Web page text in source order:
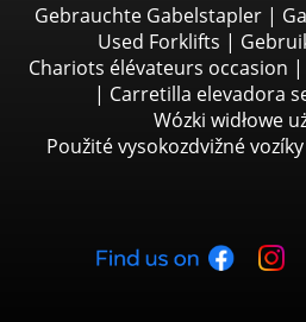
Gebrauchte Gabelstapler|
Used Forklifts |
Chariots élévateurs occasion |
| Carretilla elevadora
Wózki widłowe
Použité vysokozdvižné vozíky